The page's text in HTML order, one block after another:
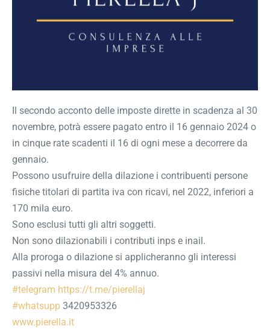
Il secondo acconto delle imposte dirette in scadenza al 30
novembre, potrà essere pagato entro il 16 gennaio 2024 o
in cinque rate scadenti il 16 di ogni mese a decorrere da
gennaio.
Possono usufruire della dilazione i contribuenti persone
fisiche titolari di partita iva con ricavi, nel 2022, inferiori a
170 mila euro.
Sono esclusi tutti gli altri soggetti.
Non sono dilazionabili i contributi inps e inail.
Alla proroga o dilazione si applicheranno gli interessi
passivi nella misura del 4% annuo.
#telegram https://t.me/pierellaj
#whatsupp 3420953326
www.pierella.it